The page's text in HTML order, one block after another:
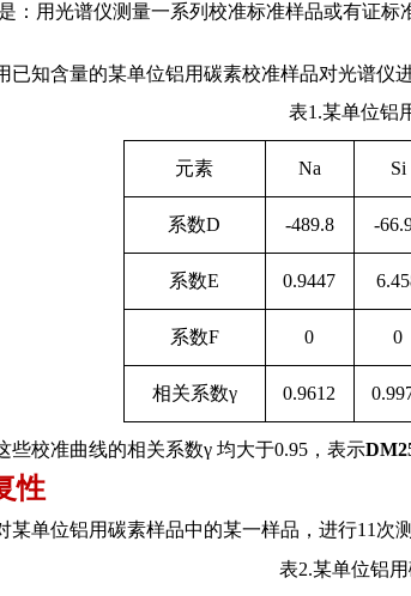
：用光谱仪测量一系列校准标准样品或有证
已知含量的某单位铝用碳素校准样品对光谱仪
表1.某单位铝
元素 Na Si
系数D -489.8 -
系数E 0.9447
系数F 0 0
相关系数γ 0.9612
些校准曲线的相关系数γ 均大于0.95 ，表示
性
某单位铝用碳素样品中的某一样品，进行11次
表2.某单位铝